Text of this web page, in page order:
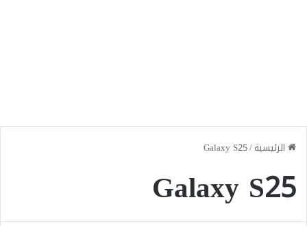
الرئيسية/
Galaxy S25
Galaxy S25